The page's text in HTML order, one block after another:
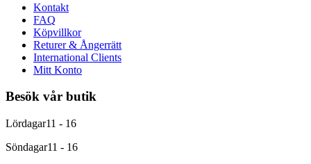
Kontakt
FAQ
Köpvillkor
Returer & Ångerrätt
International Clients
Mitt Konto
Besök vår butik
Lördagar11 - 16
Söndagar11 - 16